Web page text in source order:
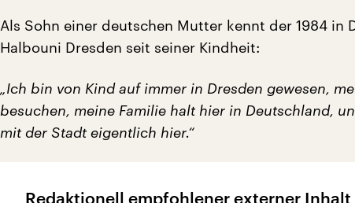
Als Sohn einer deutschen Mutter kennt der 1984 in
Halbouni Dresden seit seiner Kindheit:
„Ich bin von Kind auf immer in Dresden gewesen,
besuchen, meine Familie halt hier in Deutschland,
mit der Stadt eigentlich hier.“
Redaktionell empfohlener externer Inhalt